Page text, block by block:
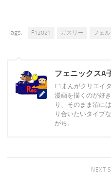
Tags: F12021 ガスリー フェ
フェニックスA
F1まんがクリエイ
漫画を描くのが好
り、そのまま沼に
り合いたいタイプ
がち。
NEXT